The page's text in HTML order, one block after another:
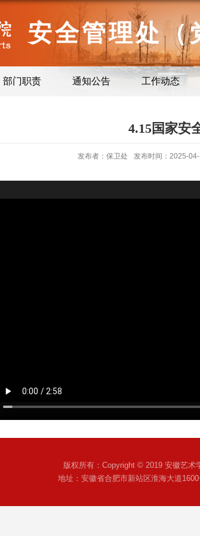
安全管理处（
部门职责 通知公告 工作动态
4.15国家安
发布者：保卫处 发布时间：2025-
版权所有：Copyright © 2019 安徽艺术
地址：安徽省合肥市新站区淮海大道